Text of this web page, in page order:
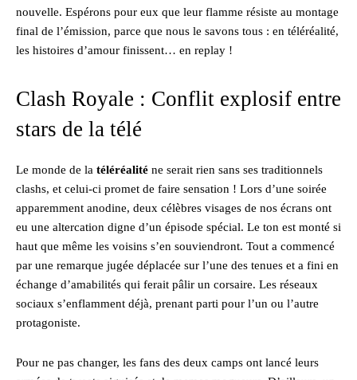
nouvelle. Espérons pour eux que leur flamme résiste au montage
final de l’émission, parce que nous le savons tous : en téléréalité,
les histoires d’amour finissent… en replay !
Clash Royale : Conflit explosif entre
stars de la télé
Le monde de la téléréalité ne serait rien sans ses traditionnels
clashs, et celui-ci promet de faire sensation ! Lors d’une soirée
apparemment anodine, deux célèbres visages de nos écrans ont
eu une altercation digne d’un épisode spécial. Le ton est monté si
haut que même les voisins s’en souviendront. Tout a commencé
par une remarque jugée déplacée sur l’une des tenues et a fini en
échange d’amabilités qui ferait pâlir un corsaire. Les réseaux
sociaux s’enflamment déjà, prenant parti pour l’un ou l’autre
protagoniste.
Pour ne pas changer, les fans des deux camps ont lancé leurs